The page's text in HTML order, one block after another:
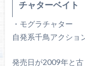
チャターベイト
・モグラチャター
自発系千鳥アクショ
発売日が2009年と